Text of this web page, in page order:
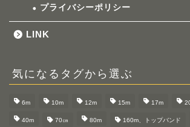
プライバシーポリシー
LINK
気になるタグから選ぶ
6m 10m 12m 15m 17m
40m 70㎝ 80m 160m、トップバンド